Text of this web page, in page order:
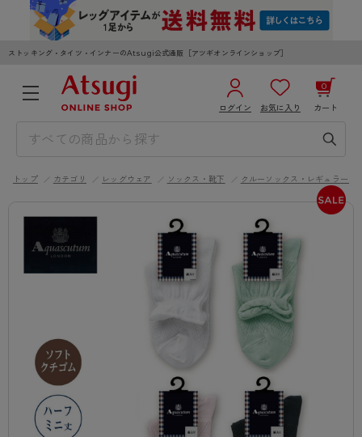
ストッキング・タイツ・インナーのAtsugi公式通販［アツギオンラインショップ］
ログイン お気に入り カート
0
3,980円以上のご購入で送料無料
MEN KIDS
カテゴリから探す
レッグウェア
ストッキング
レッグウエア
ソックス・靴下
レッグウエア
タイツ
トップ カテゴリ レッグウェア ソックス・靴下 クルーソックス・レギュラーソ